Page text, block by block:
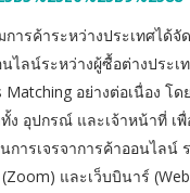
ารค้าระหว่างประเทศได้จั
ไลน์ระหว่างผู้ซื้อต่างประเ
Matching อย่างต่อเนื่อง โ
ง อุปกรณ์ และเจ้าหน้าที่ เ
การเจรจาการค้าออนไลน์
และเว็บบินาร์